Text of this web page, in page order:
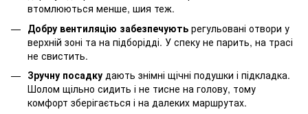
втомлюються менше, шия теж.
Добру вентиляцію забезпечують регульовані отвори у
верхній зоні та на підборідді. У спеку не парить, на трасі
не свистить.
Зручну посадку дають знімні щічні подушки і підкладка.
Шолом щільно сидить і не тисне на голову, тому
комфорт зберігається і на далеких маршрутах.